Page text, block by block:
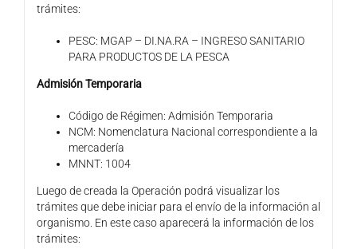
trámites:
PESC: MGAP – DI.NA.RA – INGRESO SANITARIO
PARA PRODUCTOS DE LA PESCA
Admisión Temporaria
Código de Régimen: Admisión Temporaria
NCM: Nomenclatura Nacional correspondiente a la
mercadería
MNNT: 1004
Luego de creada la Operación podrá visualizar los
trámites que debe iniciar para el envío de la información al
organismo. En este caso aparecerá la información de los
trámites: